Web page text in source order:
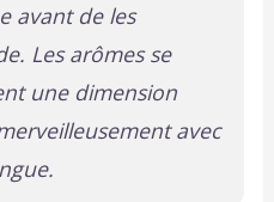
avant de les
Les arômes se
une dimension
avec